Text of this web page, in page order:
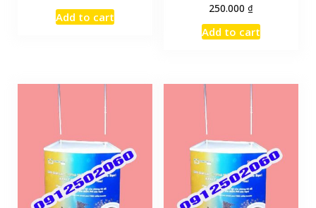
Add to cart
250.000 ₫
Add to cart